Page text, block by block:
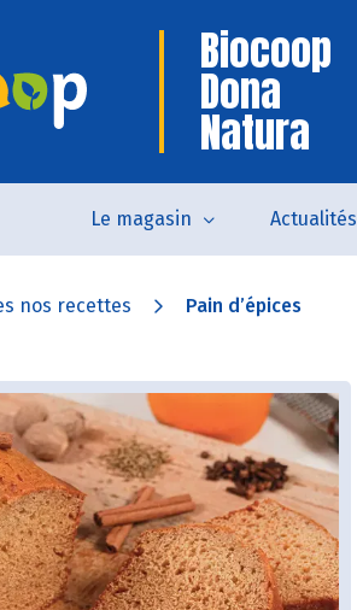
Biocoop
Dona
Natura
Le magasin Actualités
nos recettes Pain d’épices